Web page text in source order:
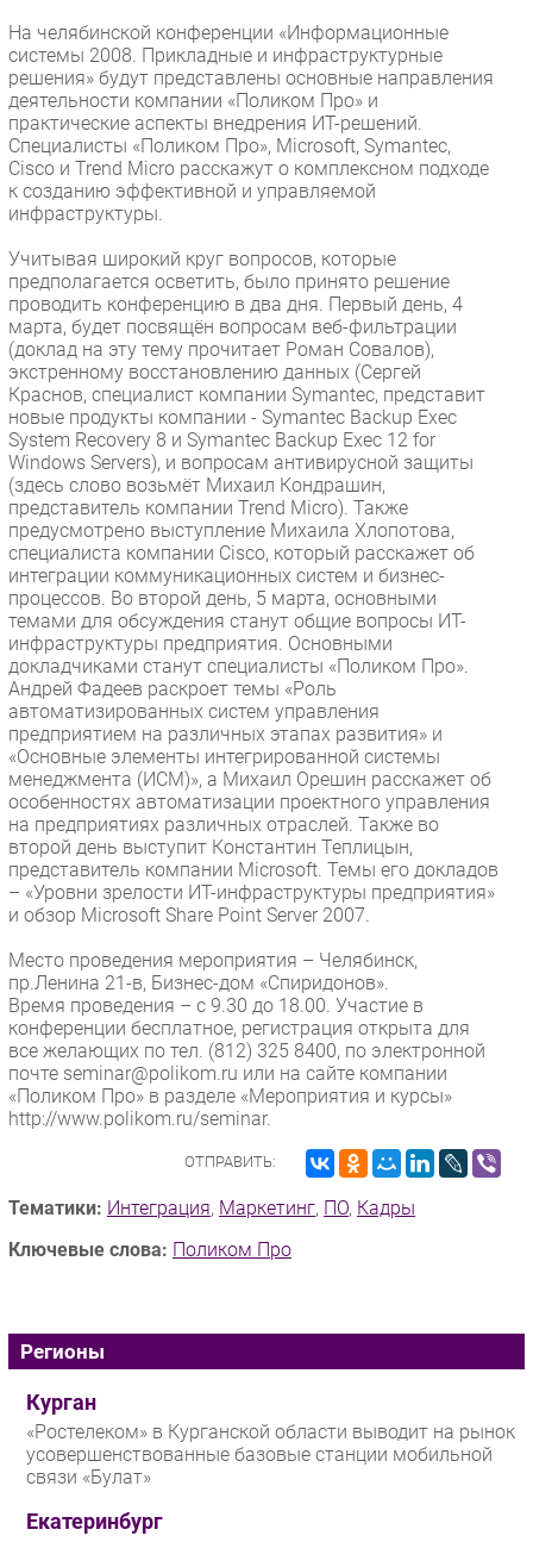
На челябинской конференции «Информационные
системы 2008. Прикладные и инфраструктурные
решения» будут представлены основные направления
деятельности компании «Поликом Про» и
практические аспекты внедрения ИТ-решений.
Специалисты «Поликом Про», Microsoft, Symantec,
Cisco и Trend Micro расскажут о комплексном подходе
к созданию эффективной и управляемой
инфраструктуры.
Учитывая широкий круг вопросов, которые
предполагается осветить, было принято решение
проводить конференцию в два дня. Первый день, 4
марта, будет посвящён вопросам веб-фильтрации
(доклад на эту тему прочитает Роман Совалов),
экстренному восстановлению данных (Сергей
Краснов, специалист компании Symantec, представит
новые продукты компании - Symantec Backup Exec
System Recovery 8 и Symantec Backup Exec 12 for
Windows Servers), и вопросам антивирусной защиты
(здесь слово возьмёт Михаил Кондрашин,
представитель компании Trend Micro). Также
предусмотрено выступление Михаила Хлопотова,
специалиста компании Cisco, который расскажет об
интеграции коммуникационных систем и бизнес-
процессов. Во второй день, 5 марта, основными
темами для обсуждения станут общие вопросы ИТ-
инфраструктуры предприятия. Основными
докладчиками станут специалисты «Поликом Про».
Андрей Фадеев раскроет темы «Роль
автоматизированных систем управления
предприятием на различных этапах развития» и
«Основные элементы интегрированной системы
менеджмента (ИСМ)», а Михаил Орешин расскажет об
особенностях автоматизации проектного управления
на предприятиях различных отраслей. Также во
второй день выступит Константин Теплицын,
представитель компании Microsoft. Темы его докладов
– «Уровни зрелости ИТ-инфраструктуры предприятия»
и обзор Microsoft Share Point Server 2007.
Место проведения мероприятия – Челябинск,
пр.Ленина 21-в, Бизнес-дом «Спиридонов».
Время проведения – с 9.30 до 18.00. Участие в
конференции бесплатное, регистрация открыта для
все желающих по тел. (812) 325 8400, по электронной
почте seminar@polikom.ru или на сайте компании
«Поликом Про» в разделе «Мероприятия и курсы»
http://www.polikom.ru/seminar.
ОТПРАВИТЬ:
Тематики: Интеграция, Маркетинг, ПО, Кадры
Ключевые слова: Поликом Про
Регионы
Курган
«Ростелеком» в Курганской области выводит на рынок
усовершенствованные базовые станции мобильной
связи «Булат»
Екатеринбург